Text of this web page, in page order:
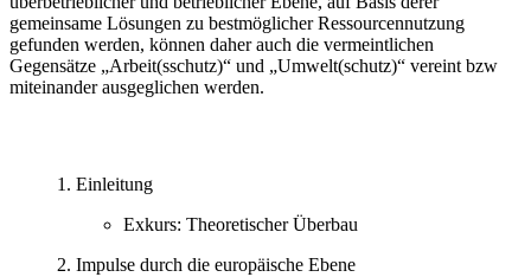
gemeinsame Lösungen zu bestmöglicher Ressourcennutzung
gefunden werden, können daher auch die vermeintlichen
Gegensätze „Arbeit(sschutz)“ und „Umwelt(schutz)“ vereint bzw
miteinander ausgeglichen werden.
Einleitung
Exkurs: Theoretischer Überbau
Impulse durch die europäische Ebene